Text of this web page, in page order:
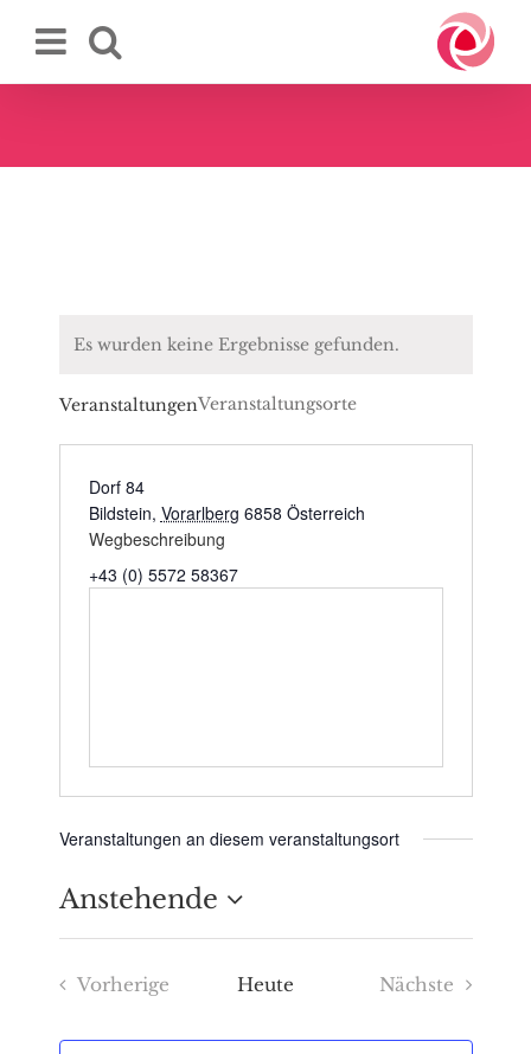
Inhalt
Es wurden keine Ergebnisse gefunden.
VeranstaltungenVeranstaltungsorte
Dorf 84
Bildstein, Vorarlberg 6858 Österreich
Wegbeschreibung
+43 (0) 5572 58367
Veranstaltungen an diesem veranstaltungsort
Anstehende
Datum
wählen.
Vorherige
Heute
Nächste